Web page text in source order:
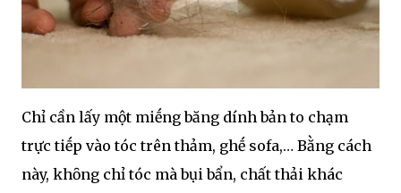
Chỉ cần lấy một miḗng băng dính bản to chạm
trực tiḗp vào tóc trên thảm, ghḗ sofa,… Bằng cách
này, khȏng chỉ tóc mà bụi bẩn, chất thải khác